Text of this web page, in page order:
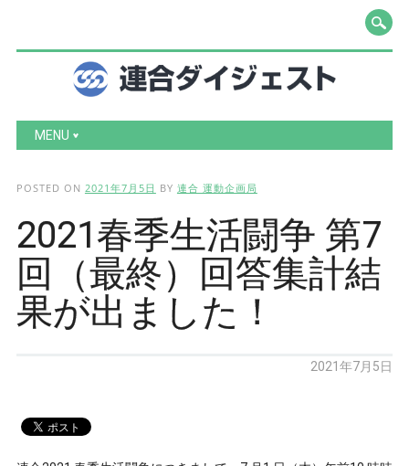
Main menu
Skip to content
MENU
POSTED ON 2021年7月5日 BY 連合 運動企画局
2021春季生活闘争 第7
回（最終）回答集計結
果が出ました！
2021年7月5日